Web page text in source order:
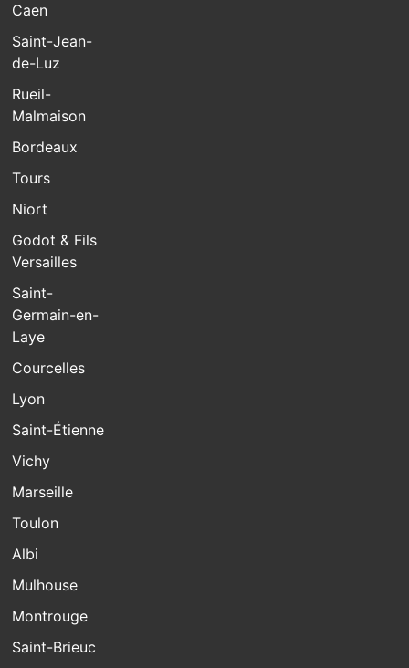
Caen
Saint-Jean-
de-Luz
Rueil-
Malmaison
Bordeaux
Tours
Niort
Godot & Fils
Versailles
Saint-
Germain-en-
Laye
Courcelles
Lyon
Saint-Étienne
Vichy
Marseille
Toulon
Albi
Mulhouse
Montrouge
Saint-Brieuc